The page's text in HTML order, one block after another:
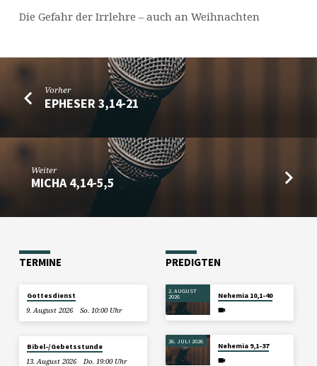
Die Gefahr der Irrlehre – auch an Weihnachten
Vorher
EPHESER 3,14-21
Weiter
MICHA 4,14-5,5
TERMINE
Gottesdienst
9. August 2026
So. 10:00 Uhr
Bibel-/Gebetsstunde
13. August 2026
Do. 19:00 Uhr
PREDIGTEN
2. AUGUST
2026 Nehemia 10,1-40
26. JULI 2026
Nehemia 9,1-37